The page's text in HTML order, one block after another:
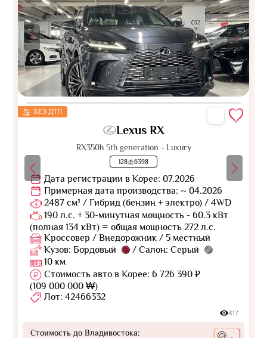
БЕЗ ДТП
Lexus RX
RX350h 5th generation - Luxury
128조6398
Дата регистрации в Корее: 07.2026
Примерная дата производства: ~ 04.2026
2487 см³ / Гибрид (бензин + электро) / 4WD
190 л.с. + 30-минутная мощность - 60.3 кВт
(полная 134 кВт) = общая мощность 272 л.с.
Кроссовер / Внедорожник / 5 местный
Кузов: Бордовый
/ Салон: Серый
10 км
Стоимость авто в Корее: 6 726 390 ₽
(109 000 000 ₩)
Лот: 42466332
817
Стоимость до Владивостока: